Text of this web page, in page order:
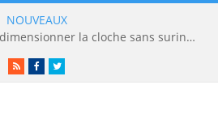
NOUVEAUX
Boxer 30 ou Boxer 42 : dimensionner la cloche sans surinvestir
RSSFacebookTwitter